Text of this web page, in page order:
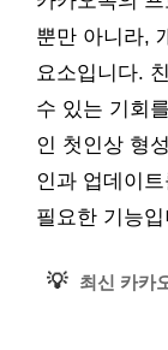
뿐만 아니라,
요소입니다.
수 있는 기회
인 첫인상 형
인과 업데이
필요한 기능
💡 최신 카카